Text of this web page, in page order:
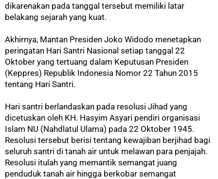
dikarenakan pada tanggal tersebut memiliki latar
belakang sejarah yang kuat.
Akhirnya, Mantan Presiden Joko Widodo menetapkan
peringatan Hari Santri Nasional setiap tanggal 22
Oktober yang tertuang dalam Keputusan Presiden
(Keppres) Republik Indonesia Nomor 22 Tahun 2015
tentang Hari Santri.
Hari santri berlandaskan pada resolusi Jihad yang
dicetuskan oleh KH. Hasyim Asyari pendiri organisasi
Islam NU (Nahdlatul Ulama) pada 22 Oktober 1945.
Resolusi tersebut berisi tentang kewajiban berjihad bagi
seluruh santri di tanah air untuk melawan para penjajah.
Resolusi itulah yang memantik semangat juang
penduduk tanah air hingga berkobar semangat